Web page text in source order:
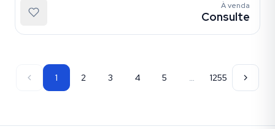
À venda
Consulte
1 2 3 4 5 … 1255